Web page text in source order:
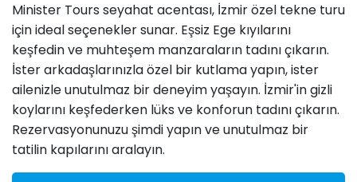
Minister Tours seyahat acentası, İzmir özel tekne turu
için ideal seçenekler sunar. Eşsiz Ege kıyılarını
keşfedin ve muhteşem manzaraların tadını çıkarın.
İster arkadaşlarınızla özel bir kutlama yapın, ister
ailenizle unutulmaz bir deneyim yaşayın. İzmir'in gizli
koylarını keşfederken lüks ve konforun tadını çıkarın.
Rezervasyonunuzu şimdi yapın ve unutulmaz bir
tatilin kapılarını aralayın.